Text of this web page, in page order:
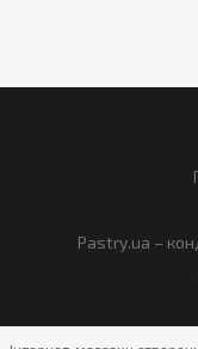
Pastry.ua –